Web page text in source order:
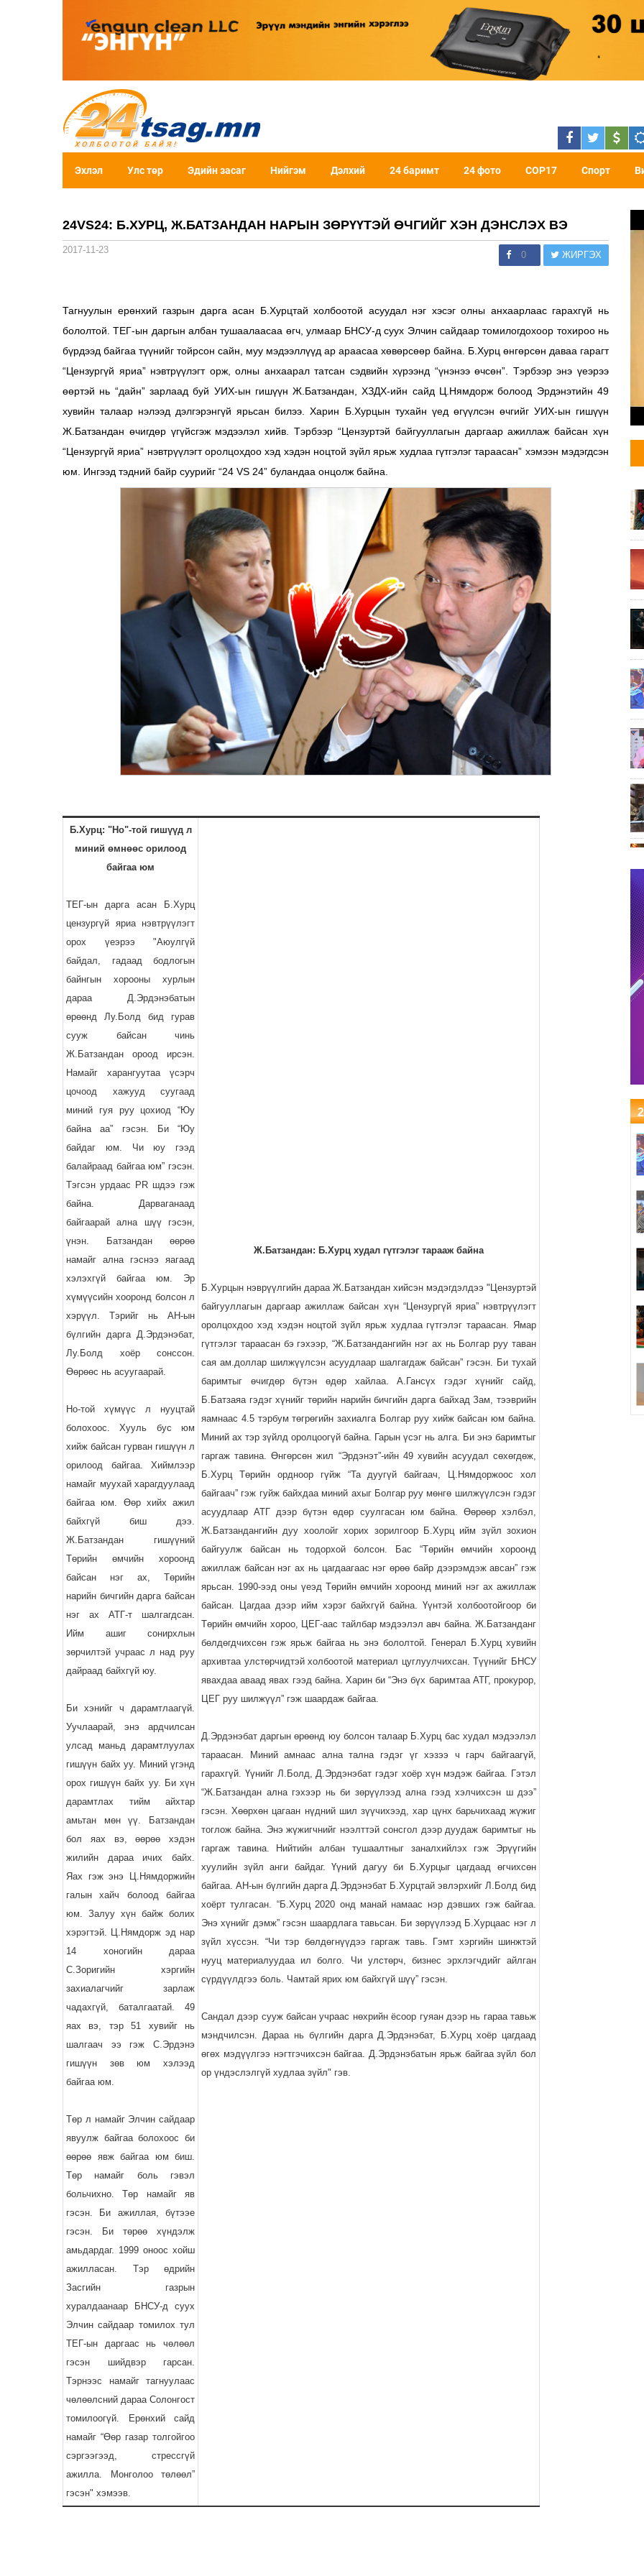
Эхлэл Улс төр Эдийн засаг Нийгэм Дэлхий 24 баримт 24 фото COP17 Спорт
24VS24: Б.ХУРЦ, Ж.БАТЗАНДАН НАРЫН ЗӨРҮҮТЭЙ ӨЧГИЙГ ХЭН ДЭНСЛЭХ ВЭ
2017-11-23 0 ЖИРГЭХ
Тагнуулын ерөнхий газрын дарга асан Б.Хурцтай холбоотой асуудал нэг хэсэг олны анхаарлаас гарахгүй нь
бололтой. ТЕГ-ын даргын албан тушаалаасаа өгч, улмаар БНСУ-д суух Элчин сайдаар томилогдохоор тохироо нь
бүрдээд байгаа түүнийг тойрсон сайн, муу мэдээллүүд ар араасаа хөвөрсөөр байна. Б.Хурц өнгөрсөн даваа гарагт
“Цензургүй яриа” нэвтрүүлэгт орж, олны анхаарал татсан сэдвийн хүрээнд “үнэнээ өчсөн”. Тэрбээр энэ үеэрээ
өөртэй нь “дайн” зарлаад буй УИХ-ын гишүүн Ж.Батзандан, ХЗДХ-ийн сайд Ц.Нямдорж болоод Эрдэнэтийн 49
хувийн талаар нэлээд дэлгэрэнгүй ярьсан билээ. Харин Б.Хурцын тухайн үед өгүүлсэн өчгийг УИХ-ын гишүүн
Ж.Батзандан өчигдөр үгүйсгэж мэдээлэл хийв. Тэрбээр “Цензуртэй байгууллагын даргаар ажиллаж байсан хүн
“Цензургүй яриа” нэвтрүүлэгт оролцохдоо хэд хэдэн ноцтой зүйл ярьж худлаа гүтгэлэг тараасан” хэмээн мэдэгдсэн
юм. Ингээд тэдний байр суурийг “24 VS 24” буландаа онцолж байна.
Б.Хурц: "Но"-той гишүүд л
миний өмнөөс орилоод
байгаа юм
ТЕГ-ын дарга асан Б.Хурц
цензургүй яриа нэвтрүүлэгт
орох үеэрээ "Аюулгүй
байдал, гадаад бодлогын
байнгын хорооны хурлын
дараа Д.Эрдэнэбатын
өрөөнд Лу.Болд бид гурав
сууж байсан чинь
Ж.Батзандан ороод ирсэн.
Намайг харангуутаа үсэрч
цочоод хажууд суугаад
миний гуя руу цохиод “Юу
байна аа” гэсэн. Би “Юу
байдаг юм. Чи юу гээд
балайраад байгаа юм” гэсэн.
Тэгсэн урдаас PR шдээ гэж
байна. Дарваганаад
байгаарай ална шүү гэсэн,
үнэн. Батзандан өөрөө
намайг ална гэснээ яагаад
хэлэхгүй байгаа юм. Эр
хүмүүсийн хооронд болсон л
хэрүүл. Тэрийг нь АН-ын
бүлгийн дарга Д.Эрдэнэбат,
Лу.Болд хоёр сонссон.
Өөрөөс нь асуугаарай.
Но-той хүмүүс л нууцтай
болохоос. Хууль бус юм
хийж байсан гурван гишүүн л
орилоод байгаа. Хиймлээр
намайг муухай харагдуулаад
байгаа юм. Өөр хийх ажил
байхгүй биш дээ.
Ж.Батзандан гишүүний
Төрийн өмчийн хороонд
байсан нэг ах, Төрийн
нарийн бичгийн дарга байсан
нэг ах АТГ-т шалгагдсан.
Ийм ашиг сонирхлын
зөрчилтэй учраас л над руу
дайраад байхгүй юу.
Би хэнийг ч дарамтлаагүй.
Уучлаарай, энэ ардчилсан
улсад маньд дарамтлуулах
гишүүн байх уу. Миний үгэнд
орох гишүүн байх уу. Би хүн
дарамтлах тийм айхтар
амьтан мөн үү. Батзандан
бол яах вэ, өөрөө хэдэн
жилийн дараа ичих байх.
Яах гэж энэ Ц.Нямдоржийн
галын хайч болоод байгаа
юм. Залуу хүн байж болих
хэрэгтэй. Ц.Нямдорж эд нар
14 хоногийн дараа
С.Зоригийн хэргийн
захиалагчийг зарлаж
чадахгүй, баталгаатай. 49
яах вэ, тэр 51 хувийг нь
шалгаач ээ гэж С.Эрдэнэ
гишүүн зөв юм хэлээд
байгаа юм.
Төр л намайг Элчин сайдаар
явуулж байгаа болохоос би
өөрөө явж байгаа юм биш.
Төр намайг боль гэвэл
больчихно. Төр намайг яв
гэсэн. Би ажиллая, бүтээе
гэсэн. Би төрөө хүндэлж
амьдардаг. 1999 оноос хойш
ажилласан. Тэр өдрийн
Засгийн газрын
хуралдаанаар БНСУ-д суух
Элчин сайдаар томилох тул
ТЕГ-ын даргаас нь чөлөөл
гэсэн шийдвэр гарсан.
Тэрнээс намайг тагнуулаас
чөлөөлсний дараа Солонгост
томилоогүй. Ерөнхий сайд
намайг “Өөр газар толгойгоо
сэргээгээд, стрессгүй
ажилла. Монголоо төлөөл”
гэсэн" хэмээв.
Ж.Батзандан: Б.Хурц худал гүтгэлэг тарааж байна
Б.Хурцын нэврүүлгийн дараа Ж.Батзандан хийсэн мэдэгдэлдээ "Цензуртэй
байгууллагын даргаар ажиллаж байсан хүн “Цензургүй яриа” нэвтрүүлэгт
оролцохдоо хэд хэдэн ноцтой зүйл ярьж худлаа гүтгэлэг тараасан. Ямар
гүтгэлэг тараасан бэ гэхээр, “Ж.Батзандангийн нэг ах нь Болгар руу таван
сая ам.доллар шилжүүлсэн асуудлаар шалгагдаж байсан” гэсэн. Би тухай
баримтыг өчигдөр бүтэн өдөр хайлаа. А.Гансүх гэдэг хүнийг сайд,
Б.Батзаяа гэдэг хүнийг төрийн нарийн бичгийн дарга байхад Зам, тээврийн
яамнаас 4.5 тэрбум төгрөгийн захиалга Болгар руу хийж байсан юм байна.
Миний ах тэр зүйлд оролцоогүй байна. Гарын үсэг нь алга. Би энэ баримтыг
гаргаж тавина. Өнгөрсөн жил “Эрдэнэт”-ийн 49 хувийн асуудал сөхөгдөж,
Б.Хурц Төрийн ордноор гүйж “Та дуугүй байгаач, Ц.Нямдоржоос хол
байгаач” гэж гуйж байхдаа миний ахыг Болгар руу мөнгө шилжүүлсэн гэдэг
асуудлаар АТГ дээр бүтэн өдөр суулгасан юм байна. Өөрөөр хэлбэл,
Ж.Батзандангийн дуу хоолойг хорих зорилгоор Б.Хурц ийм зүйл зохион
байгуулж байсан нь тодорхой болсон. Бас “Төрийн өмчийн хороонд
ажиллаж байсан нэг ах нь цагдаагаас нэг өрөө байр дээрэмдэж авсан” гэж
ярьсан. 1990-ээд оны үеэд Төрийн өмчийн хороонд миний нэг ах ажиллаж
байсан. Цагдаа дээр ийм хэрэг байхгүй байна. Үүнтэй холбоотойгоор би
Төрийн өмчийн хороо, ЦЕГ-аас тайлбар мэдээлэл авч байна. Ж.Батзанданг
бөлдөгдчихсөн гэж ярьж байгаа нь энэ бололтой. Генерал Б.Хурц хувийн
архивтаа улстөрчидтэй холбоотой материал цуглуулчихсан. Түүнийг БНСУ
явахдаа аваад явах гээд байна. Харин би “Энэ бүх баримтаа АТГ, прокурор,
ЦЕГ руу шилжүүл” гэж шаардаж байгаа.
Д.Эрдэнэбат даргын өрөөнд юу болсон талаар Б.Хурц бас худал мэдээлэл
тараасан. Миний амнаас ална тална гэдэг үг хэзээ ч гарч байгаагүй,
гарахгүй. Үүнийг Л.Болд, Д.Эрдэнэбат гэдэг хоёр хүн мэдэж байгаа. Гэтэл
“Ж.Батзандан ална гэхээр нь би зөрүүлээд ална гээд хэлчихсэн ш дээ”
гэсэн. Хөөрхөн цагаан нүдний шил зүүчихээд, хар цүнх барьчихаад жүжиг
тоглож байна. Энэ жүжигчнийг нээлттэй сонсгол дээр дуудаж баримтыг нь
гаргаж тавина. Нийтийн албан тушаалтныг заналхийлэх гэж Эрүүгийн
хуулийн зүйл анги байдаг. Үүний дагуу би Б.Хурцыг цагдаад өгчихсөн
байгаа. АН-ын бүлгийн дарга Д.Эрдэнэбат Б.Хурцтай эвлэрхийг Л.Болд бид
хоёрт тулгасан. “Б.Хурц 2020 онд манай намаас нэр дэвших гэж байгаа.
Энэ хүнийг дэмж” гэсэн шаардлага тавьсан. Би зөрүүлээд Б.Хурцаас нэг л
зүйл хүссэн. “Чи тэр бөлдөгнүүдээ гаргаж тавь. Гэмт хэргийн шинжтэй
нууц материалуудаа ил болго. Чи улстөрч, бизнес эрхлэгчдийг айлган
сүрдүүлдгээ боль. Чамтай ярих юм байхгүй шүү” гэсэн.
Сандал дээр сууж байсан учраас нөхрийн ёсоор гуяан дээр нь гараа тавьж
мэндчилсэн. Дараа нь бүлгийн дарга Д.Эрдэнэбат, Б.Хурц хоёр цагдаад
өгөх мэдүүлгээ нэгтгэчихсэн байгаа. Д.Эрдэнэбатын ярьж байгаа зүйл бол
ор үндэслэлгүй худлаа зүйл" гэв.